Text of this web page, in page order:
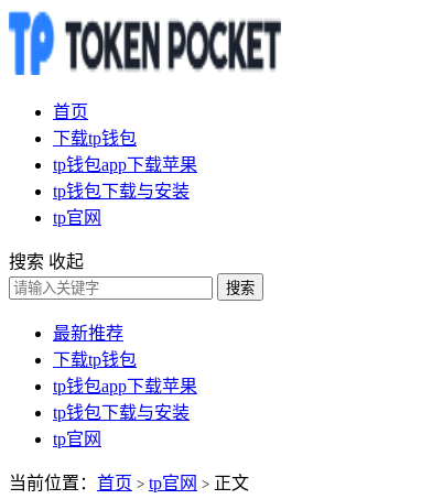
首页
下载tp钱包
tp钱包app下载苹果
tp钱包下载与安装
tp官网
搜索 收起
搜索
最新推荐
下载tp钱包
tp钱包app下载苹果
tp钱包下载与安装
tp官网
当前位置： 首页 > tp官网 > 正文